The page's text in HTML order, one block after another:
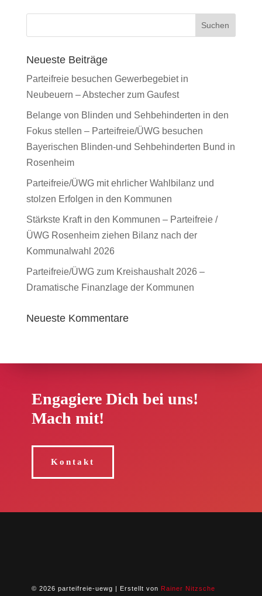
Neueste Beiträge
Parteifreie besuchen Gewerbegebiet in
Neubeuern – Abstecher zum Gaufest
Belange von Blinden und Sehbehinderten in den
Fokus stellen – Parteifreie/ÜWG besuchen
Bayerischen Blinden-und Sehbehinderten Bund in
Rosenheim
Parteifreie/ÜWG mit ehrlicher Wahlbilanz und
stolzen Erfolgen in den Kommunen
Stärkste Kraft in den Kommunen – Parteifreie /
ÜWG Rosenheim ziehen Bilanz nach der
Kommunalwahl 2026
Parteifreie/ÜWG zum Kreishaushalt 2026 –
Dramatische Finanzlage der Kommunen
Neueste Kommentare
Engagiere Dich bei uns!
Mach mit!
Kontakt
© 2026 parteifreie-uewg | Erstellt von Rainer Nitzsche